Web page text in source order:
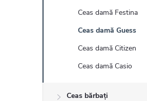
a
Ceas damă Festina
Ceas damă Guess
Ceas damă Citizen
Ceas damă Casio
Ceas bărbați